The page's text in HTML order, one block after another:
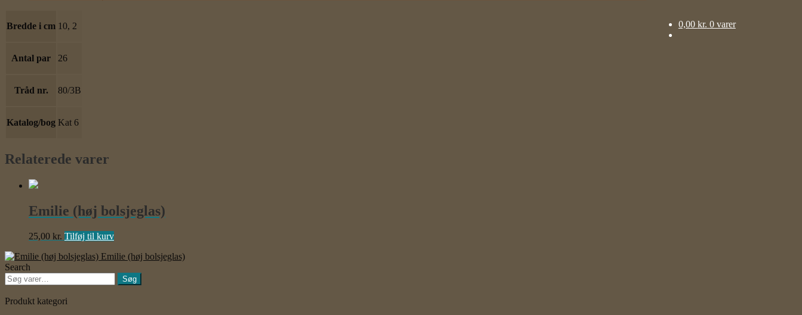
0,00 kr. 0 varer
Bredde i cm 10, 2
Antal par 26
Tråd nr. 80/3B
Katalog/bog Kat 6
Relaterede varer
Emilie (høj bolsjeglas)
25,00 kr. Tilføj til kurv
Emilie (høj bolsjeglas)
Search
Søg
efter:
Søg
Produkt kategori